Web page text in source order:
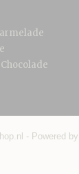
- Powered by